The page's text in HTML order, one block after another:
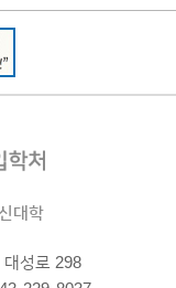
대학
대성로 298